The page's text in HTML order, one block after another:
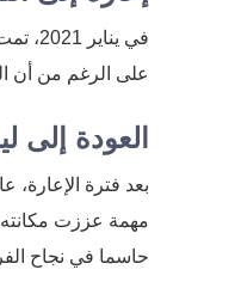
في
على الرغم من أن
العودة إلى
بعد فترة
حاسما في نجاح